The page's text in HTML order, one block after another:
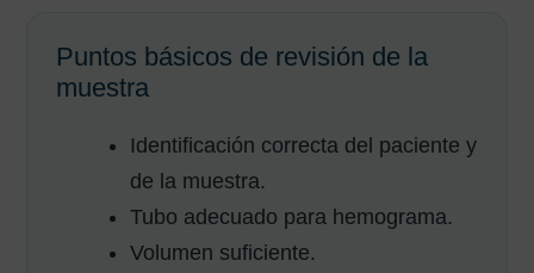
Puntos básicos de revisión de la
muestra
Identificación correcta del paciente y
de la muestra.
Tubo adecuado para hemograma.
Volumen suficiente.